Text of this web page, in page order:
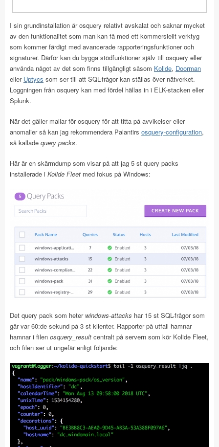
I sin grundinstallation är osquery relativt avskalat och saknar mycket
av den funktionalitet som man kan få med ett kommersiellt verktyg
som kommer färdigt med avancerade rapporteringsfunktioner och
signaturer. Därför kan du bygga stödfunktioner själv till osquery eller
använda något av det som finns tillgängligt såsom Kolide, Doorman
eller Uptycs som ser till att SQL-frågor kan ställas över nätverket.
Loggningen från osquery kan med fördel hällas in i ELK-stacken eller
Splunk.
När det gäller mallar för osquery för att titta på avvikelser eller
anomalier så kan jag rekommendera Palantirs osquery-configuration,
så kallade query packs.
Här är en skärmdump som visar på att jag 5 st query packs
installerade i Kolide Fleet med fokus på Windows:
Det query pack som heter windows-attacks har 15 st SQL-frågor som
går var 60:de sekund på 3 st klienter. Rapporter på utfall hamnar
hamnar i filen osquery_result centralt på servern som kör Kolide Fleet,
och filen ser ut ungefär enligt följande: